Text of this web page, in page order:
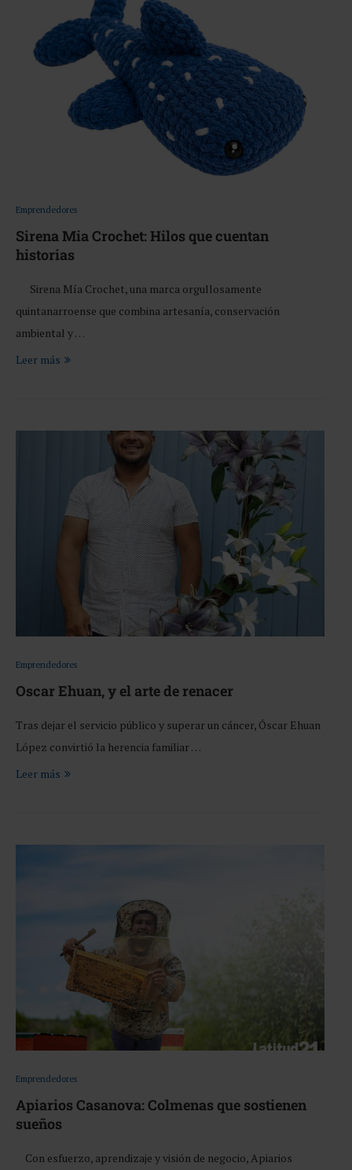
Emprendedores
Sirena Mia Crochet: Hilos que cuentan
historias
Sirena Mía Crochet, una marca orgullosamente
quintanarroense que combina artesanía, conservación
ambiental y …
Leer más
Emprendedores
Oscar Ehuan, y el arte de renacer
Tras dejar el servicio público y superar un cáncer, Óscar Ehuan
López convirtió la herencia familiar …
Leer más
Emprendedores
Apiarios Casanova: Colmenas que sostienen
sueños
Con esfuerzo, aprendizaje y visión de negocio, Apiarios